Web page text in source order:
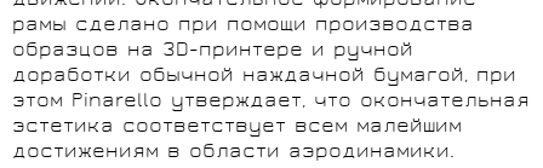
рамы сделано при помощи производства
образцов на 3D-принтере и ручной
доработки обычной наждачной бумагой, при
этом Pinarello утверждает, что окончательная
эстетика соответствует всем малейшим
достижениям в области аэродинамики.